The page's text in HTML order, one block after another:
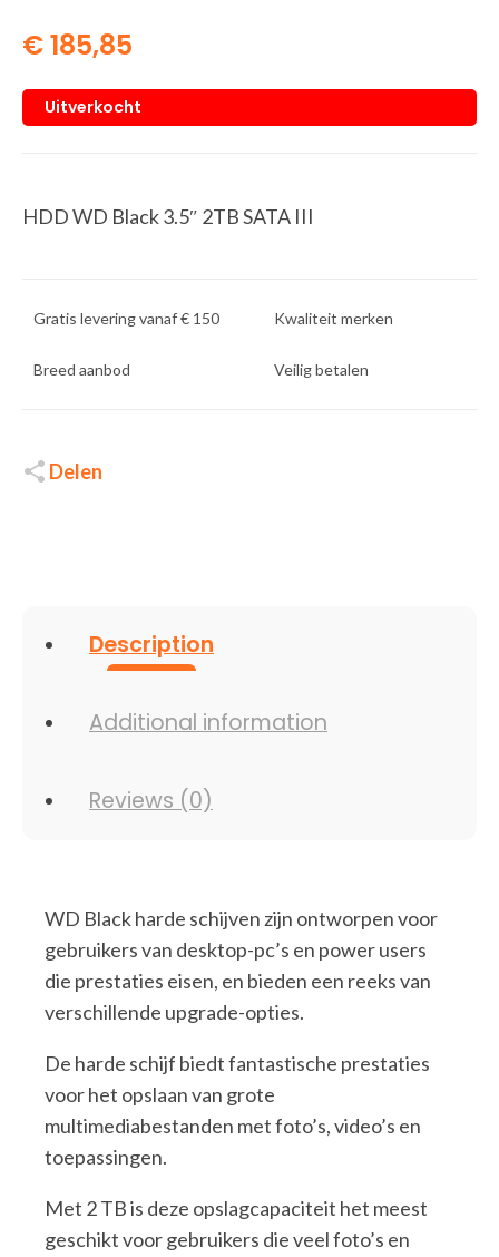
€185,85
Uitverkocht
HDD WD Black 3.5″ 2TB SATA III
Gratis levering vanaf € 150 Kwaliteit merken
Breed aanbod Veilig betalen
Delen
Description
Additional information
Reviews (0)
WD Black harde schijven zijn ontworpen voor
gebruikers van desktop-pc’s en power users
die prestaties eisen, en bieden een reeks van
verschillende upgrade-opties.
De harde schijf biedt fantastische prestaties
voor het opslaan van grote
multimediabestanden met foto’s, video’s en
toepassingen.
Met 2 TB is deze opslagcapaciteit het meest
geschikt voor gebruikers die veel foto’s en